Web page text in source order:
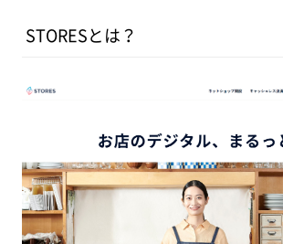
STORESとは？